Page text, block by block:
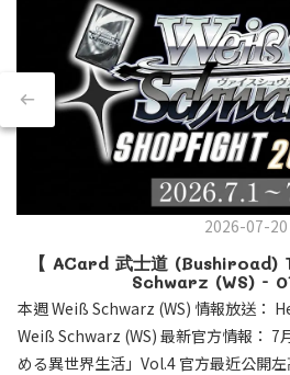
2026-07-20
【 ACard 武士道 (Bushiroad)
Schwarz (WS) -
本週 Weiß Schwarz (WS) 情報放送： Hello! 今次幫大家整理左本周
Weiß Schwarz (WS) 最新官方情報： 7月24日發售「Re:ゼロから始
める異世界生活」Vol.4 官方最近公開左高稀有度卡及部分收錄卡牌